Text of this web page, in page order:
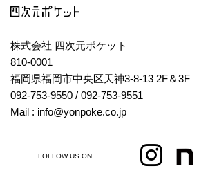
株式会社 四次元ポケット
810-0001
福岡県福岡市中央区天神3-8-13 2F＆3F
092-753-9550 / 092-753-9551
Mail : info@yonpoke.co.jp
FOLLOW US ON